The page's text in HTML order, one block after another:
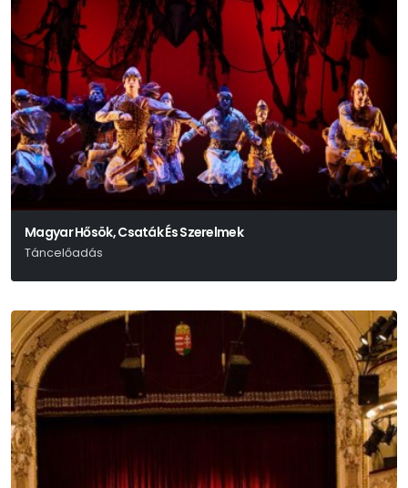
Magyar Hősök, Csaták És Szerelmek
Táncelőadás